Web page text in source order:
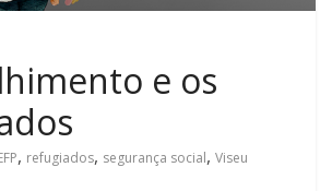
e os
, refugiados, segurança social, Viseu